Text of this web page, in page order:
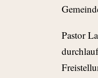
Pastor